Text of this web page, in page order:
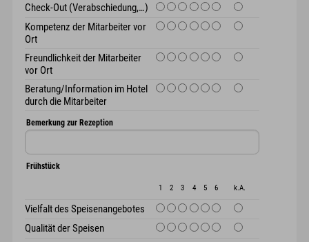
Check-Out (Verabschiedung,…)
Kompetenz der Mitarbeiter vor
Ort
Freundlichkeit der Mitarbeiter
vor Ort
Beratung/Information im Hotel
durch die Mitarbeiter
Bemerkung zur Rezeption
Frühstück
1 2 3 4 5 6 k.A.
Vielfalt des Speisenangebotes
Qualität der Speisen